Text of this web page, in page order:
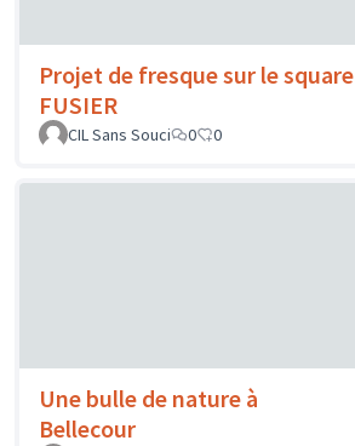
Projet de fresque sur le square
FUSIER
CIL Sans Souci
0 0
Une bulle de nature à
Bellecour